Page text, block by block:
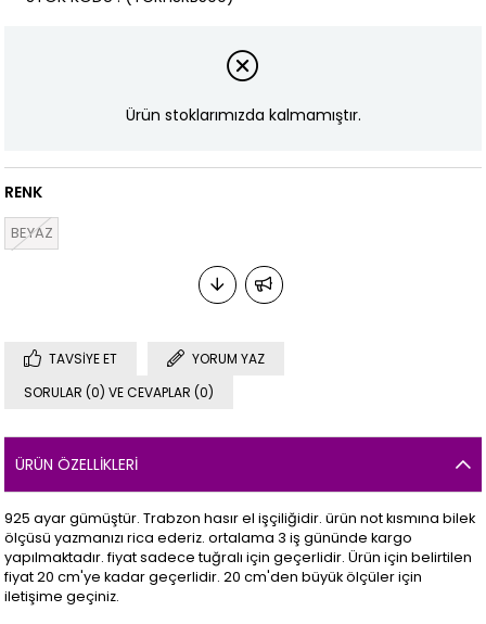
Ürün stoklarımızda kalmamıştır.
RENK
BEYAZ
TAVSIYE ET
YORUM YAZ
SORULAR (0) VE CEVAPLAR (0)
ÜRÜN ÖZELLIKLERI
925 ayar gümüştür. Trabzon hasır el işçiliğidir. ürün not kısmına bilek
ölçüsü yazmanızı rica ederiz. ortalama 3 iş gününde kargo
yapılmaktadır. fiyat sadece tuğralı için geçerlidir. Ürün için belirtilen
fiyat 20 cm'ye kadar geçerlidir. 20 cm'den büyük ölçüler için
iletişime geçiniz.